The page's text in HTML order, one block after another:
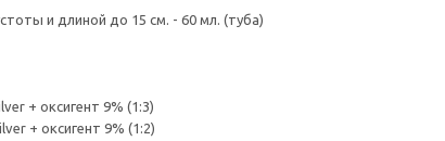
и длиной до 15 см. - 60 мл. (туба)
+ оксигент 9% (1:3)
+ оксигент 9% (1:2)